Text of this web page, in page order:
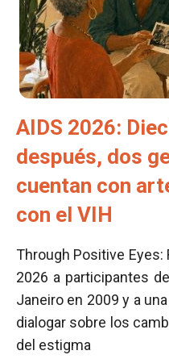
AIDS 2026:
después, dos
cuentan con
con el VIH
Through Positive Eyes:
2026 a participantes
Janeiro en 2009 y a
dialogar sobre los
del estigma